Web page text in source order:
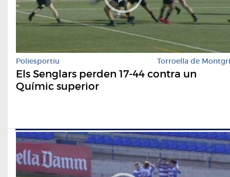
Poliesportiu Torroella de Montgrí
Els Senglars perden 17-44 contra un
Químic superior